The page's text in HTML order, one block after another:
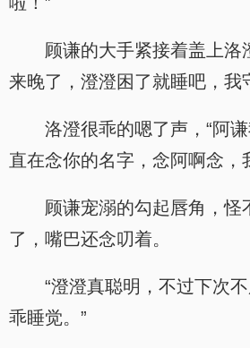
顾谦的大手紧接着盖上洛
来晚了，澄澄困了就睡吧，我
洛澄很乖的嗯了声，“阿
直在念你的名字，念阿啊念，
顾谦宠溺的勾起唇角，怪
了，嘴巴还念叨着。
“澄澄真聪明，不过下次
乖睡觉。”